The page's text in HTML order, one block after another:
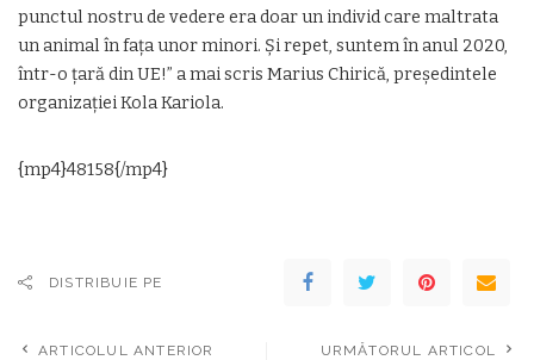
punctul nostru de vedere era doar un individ care maltrata
un animal în fața unor minori. Și repet, suntem în anul 2020,
într-o țară din UE!” a mai scris Marius Chirică, președintele
organizației Kola Kariola.
{mp4}48158{/mp4}
DISTRIBUIE PE
ARTICOLUL ANTERIOR URMĂTORUL ARTICOL